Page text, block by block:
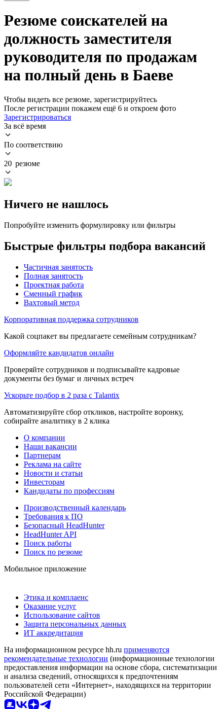
Резюме соискателей на
должность заместителя
руководителя по продажам
на полный день в Баеве
Чтобы видеть все резюме, зарегистрируйтесь
После регистрации покажем ещё 6 и откроем фото
Зарегистрироваться
За всё время
По соответствию
20 резюме
Ничего не нашлось
Попробуйте изменить формулировку или фильтры
Быстрые фильтры подбора вакансий
Частичная занятость
Полная занятость
Проектная работа
Сменный график
Вахтовый метод
Корпоративная поддержка сотрудников
Какой соцпакет вы предлагаете семейным сотрудникам?
Оформляйте кандидатов онлайн
Проверяйте сотрудников и подписывайте кадровые
документы без бумаг и личных встреч
Ускорьте подбор в 2 раза с Talantix
Автоматизируйте сбор откликов, настройте воронку,
собирайте аналитику в 2 клика
О компании
Наши вакансии
Партнерам
Реклама на сайте
Новости и статьи
Инвесторам
Кандидаты по профессиям
Производственный календарь
Требования к ПО
Безопасный HeadHunter
HeadHunter API
Поиск работы
Поиск по резюме
Мобильное приложение
Этика и комплаенс
Оказание услуг
Использование сайтов
Защита персональных данных
ИТ аккредитация
На информационном ресурсе hh.ru применяются
рекомендательные технологии (информационные технологии
предоставления информации на основе сбора, систематизации
и анализа сведений, относящихся к предпочтениям
пользователей сети «Интернет», находящихся на территории
Российской Федерации)